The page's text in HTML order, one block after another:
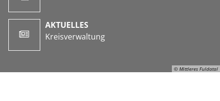
© Mittleres Fuldatal
AKTUELLES
Kreisverwaltung